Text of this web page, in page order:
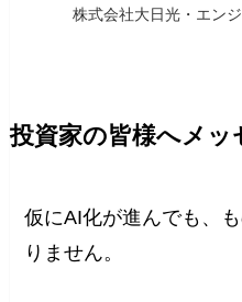
株式会社大日光・エン
投資家の皆様へメッ
仮にAI化が進んでも、
りません。